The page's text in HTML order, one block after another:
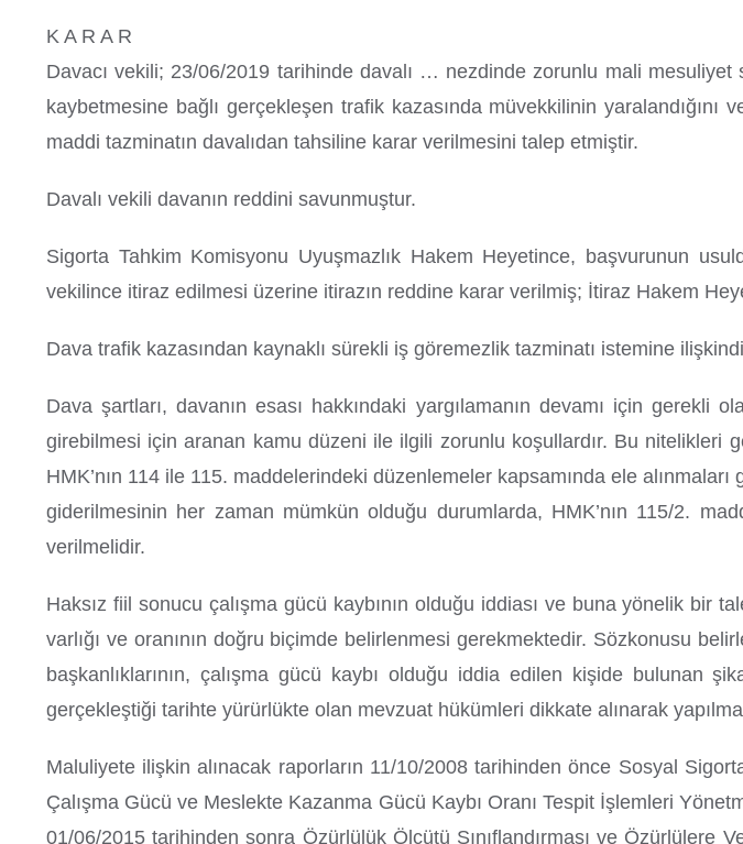
K A R A R
Davacı vekili; 23/06/2019 tarihinde davalı … nezdinde zorunlu mali
kaybetmesine bağlı gerçekleşen trafik kazasında müvekkilinin
maddi tazminatın davalıdan tahsiline karar verilmesini talep etmiştir.
Davalı vekili davanın reddini savunmuştur.
Sigorta Tahkim Komisyonu Uyuşmazlık Hakem Heyetince, başvurunun
vekilince itiraz edilmesi üzerine itirazın reddine karar verilmiş; İtiraz Hakem
Dava trafik kazasından kaynaklı sürekli iş göremezlik tazminatı istemine
Dava şartları, davanın esası hakkındaki yargılamanın devamı için gerekli
girebilmesi için aranan kamu düzeni ile ilgili zorunlu koşullardır. Bu nitelikleri
HMK’nın 114 ile 115. maddelerindeki düzenlemeler kapsamında ele
giderilmesinin her zaman mümkün olduğu durumlarda, HMK’nın 115/2.
verilmelidir.
Haksız fiil sonucu çalışma gücü kaybının olduğu iddiası ve buna yönelik bir
varlığı ve oranının doğru biçimde belirlenmesi gerekmektedir. Sözkonusu
başkanlıklarının, çalışma gücü kaybı olduğu iddia edilen kişide bulunan
gerçekleştiği tarihte yürürlükte olan mevzuat hükümleri dikkate alınarak
Maluliyete ilişkin alınacak raporların 11/10/2008 tarihinden önce Sosyal
Çalışma Gücü ve Meslekte Kazanma Gücü Kaybı Oranı Tespit İşlemleri
01/06/2015 tarihinden sonra Özürlülük Ölçütü Sınıflandırması ve Özürlülere